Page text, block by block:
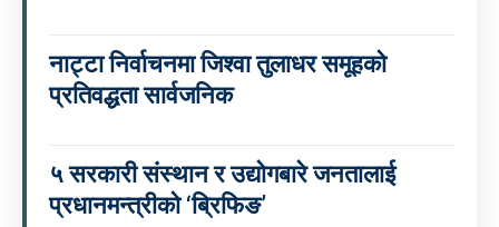
नाट्टा निर्वाचनमा जिश्वा तुलाधर समूहको
प्रतिवद्धता सार्वजनिक
५ सरकारी संस्थान र उद्योगबारे जनतालाई
प्रधानमन्त्रीको ‘ब्रिफिङ’